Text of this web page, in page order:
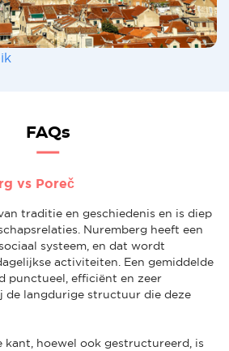
FAQs
vs Poreč
traditie en geschiedenis en is diep
Nuremberg heeft een
systeem, en dat wordt
activiteiten. Een gemiddelde
punctueel, efficiënt en zeer
de langdurige structuur die deze
kant, hoewel ook gestructureerd, is